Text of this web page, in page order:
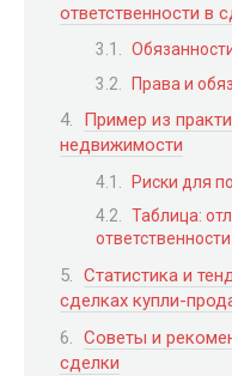
ответственности в
Права и
Пример из
недвижимости
Риски для
Таблица:
Статистика и
сделках купли-
Советы и
сделки